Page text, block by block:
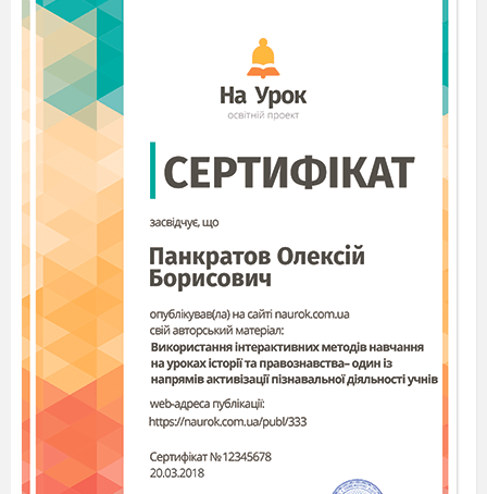
4.
Третьокласники весною птахів
зустрічали.